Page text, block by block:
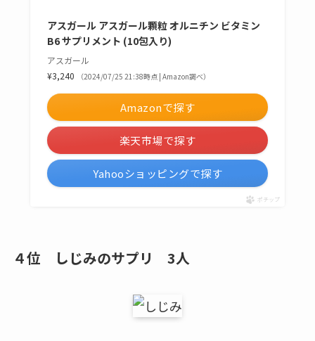
アスガール アスガール顆粒 オルニチン ビタミン
B6 サプリメント (10包入り)
アスガール
¥3,240
（2024/07/25 21:38時点 | Amazon調べ）
Amazonで探す
楽天市場で探す
Yahooショッピングで探す
ポチップ
４位 しじみのサプリ 3人